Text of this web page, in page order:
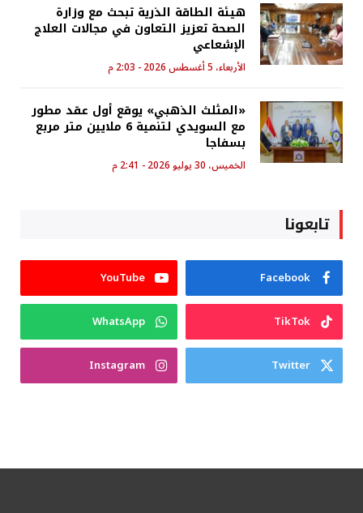
هيئة الطاقة الذرية تبحث مع وزارة
الصحة تعزيز التعاون في مجالات العلاج
الإشعاعي
الأربعاء، 5 أغسطس 2026 - 2:03 م
«المثلث الذهبي» يوقع أول عقد مطور
مع السويدي لتنمية 6 ملايين متر مربع
بسفاجا
الخميس، 30 يوليو 2026 - 2:41 م
تابعونا
Facebook
YouTube
TikTok
WhatsApp
Twitter
Instagram